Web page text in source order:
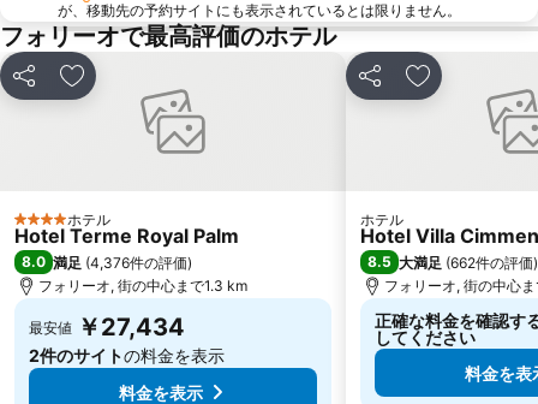
Da Michele
San Giovanni a Teduccio
Barra
Piazza Dante
Piazza Tasso
が、移動先の予約サイトにも表示されているとは限りません。
フォリーオで最高評価のホテル
シェア お気に入りに追加
4 ホテルのランク
ホテル
Hotel Terme Royal Palm
8.0 満足 (4,376件の評価)
フォリーオ, 街の中心まで1.3 km
最安値 ￥27,434
2件のサイトの料金を表示
料金を表示
シェア お気に入りに
ホテル
Hotel Villa
8.5 大満足 (662件の評価)
フォリーオ, 街の中心
正確な料金を確認す
してください
料金を表